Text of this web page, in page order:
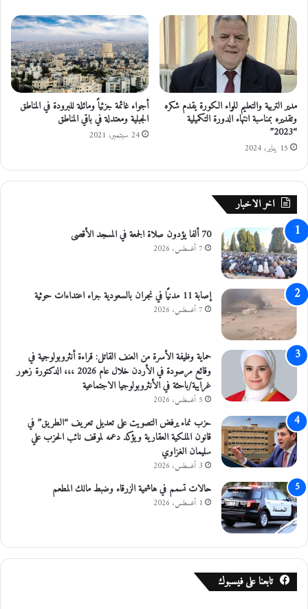
ك
ر
و
ن
ا
ي
و
"
ع
م
ا
ن
ا
ل
ر
ب
ة
"
مدير التربية والتعليم للواء الكورة يقدم شكره
وتقديره بمناسبة انتهاء الدورة التكميلية
“2023”
15 يناير، 2024
أجواء غائمة جزئياً ومائلة للبرودة في المناطق
الجبلية ومعتدلة في باقي المناطق
24 سبتمبر، 2021
اخر الاخبار
70 ألفا يؤدون صلاة الجمعة في المسجد الأقصى
7 أغسطس، 2026
إصابة 11 مدنيًا في نجران بالسعودية جراء اعتداءات حوثية
7 أغسطس، 2026
حماية وظيفة الأسرة من العنف القاتل: قراءة أنثروبولوجية في
وقائع مرصودة في الأردن خلال عام 2026 ،،، الدكتورة زهور
غرايبة/باحثة في الأنثروبولوجيا الاجتماعية
5 أغسطس، 2026
حزب نماء يرفض التصويت على تعديل تعريف “الطريق” في
قانون الملكية العقارية ويؤكد دعمه لموقف نائب الحزب علي
سليمان الغزاوي
3 أغسطس، 2026
حالات تسمم في هاشمية الزرقاء وضبط مالك المطعم
1 أغسطس، 2026
تابعنا على فيسبوك